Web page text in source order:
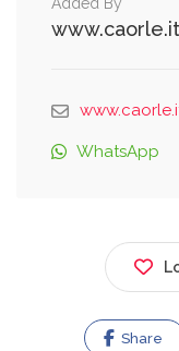
WhatsApp
Share